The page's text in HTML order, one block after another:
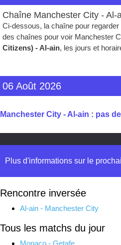
Chaîne Manchester City - Al-
Ci-dessous, la chaîne pour
des chaînes pour voir Manchester
Citizens) - Al-ain, les jours et
06 Août 2026
Manchester City - Al-ain : pas
Plus d'informations sur le
Rencontre inversée
Al-ain - Manchester City
Tous les matchs du jour
Monaco - Getafe